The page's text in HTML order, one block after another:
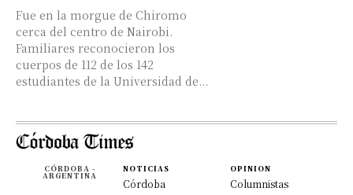
Fue en la morgue de Chiromo
cerca del centro de Nairobi.
Familiares reconocieron los
cuerpos de 112 de los 142
estudiantes de la Universidad de...
CÓRDOBA -
ARGENTINA
NOTICIAS
Córdoba
OPINION
Columnistas